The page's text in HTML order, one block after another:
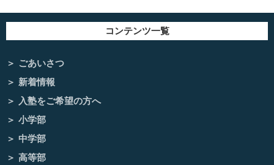
コンテンツ一覧
ごあいさつ
新着情報
入塾をご希望の方へ
小学部
中学部
高等部